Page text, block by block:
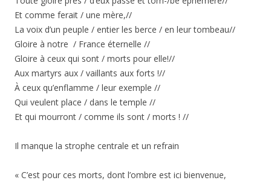
Et comme ferait / une mère,//
La voix d’un peuple / entier les berce / en leur tombeau//
Gloire à notre / France éternelle //
Gloire à ceux qui sont / morts pour elle!//
Aux martyrs aux / vaillants aux forts !//
À ceux qu’enflamme / leur exemple //
Qui veulent place / dans le temple //
Et qui mourront / comme ils sont / morts ! //
Il manque la strophe centrale et un refrain
« C’est pour ces morts, dont l’ombre est ici bienvenue,